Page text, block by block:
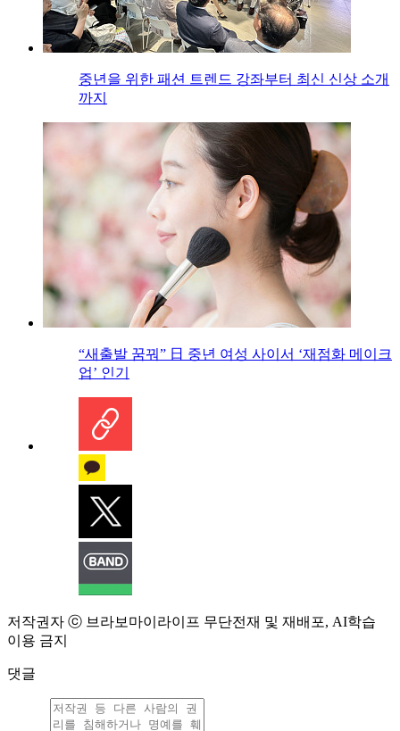
중년을 위한 패션 트렌드 강좌부터 최신 신상 소개
까지
“새출발 꿈꿔” 日 중년 여성 사이서 ‘재점화 메이크
업’ 인기
저작권자 ⓒ 브라보마이라이프 무단전재 및 재배포, AI학습
이용 금지
댓글